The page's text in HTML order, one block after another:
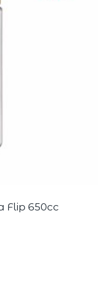
Flip 650cc